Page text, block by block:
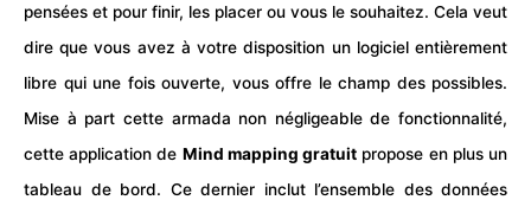
pensées et pour finir, les placer ou vous le souhaitez. Cela veut
dire que vous avez à votre disposition un logiciel entièrement
libre qui une fois ouverte, vous offre le champ des possibles.
Mise à part cette armada non négligeable de fonctionnalité,
cette application de Mind mapping gratuit propose en plus un
tableau de bord. Ce dernier inclut l’ensemble des données